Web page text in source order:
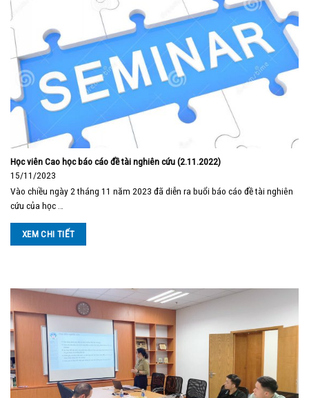
Học viên Cao học báo cáo đề tài nghiên cứu (2.11.2022)
15/11/2023
Vào chiều ngày 2 tháng 11 năm 2023 đã diễn ra buổi báo cáo đề tài nghiên
cứu của học …
XEM CHI TIẾT